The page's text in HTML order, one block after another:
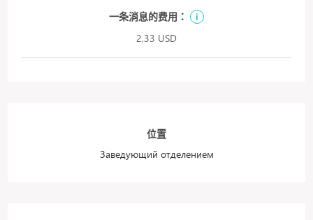
一条消息的费用：
i
2,33 USD
位置
Заведующий отделением